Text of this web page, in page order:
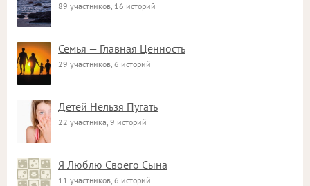
89 участников, 16 историй
Семья — Главная Ценность
29 участников, 6 историй
Детей Нельзя Пугать
22 участника, 9 историй
Я Люблю Своего Сына
11 участников, 6 историй